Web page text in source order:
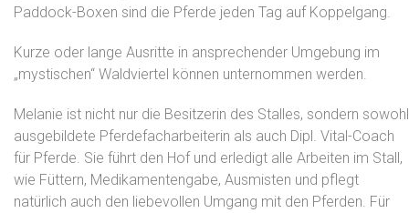
Paddock-Boxen sind die Pferde jeden Tag auf Koppelgang.
Kurze oder lange Ausritte in ansprechender Umgebung im
„mystischen“ Waldviertel können unternommen werden.
Melanie ist nicht nur die Besitzerin des Stalles, sondern sowohl
ausgebildete Pferdefacharbeiterin als auch Dipl. Vital-Coach
für Pferde. Sie führt den Hof und erledigt alle Arbeiten im Stall,
wie Füttern, Medikamentengabe, Ausmisten und pflegt
natürlich auch den liebevollen Umgang mit den Pferden. Für